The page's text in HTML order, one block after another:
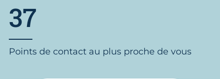
37
Points de contact au plus proche de vous